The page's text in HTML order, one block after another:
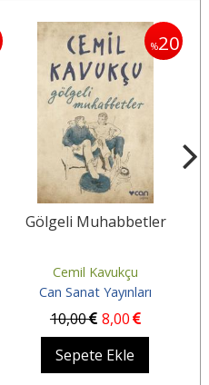
%20
Gölgeli Muhabbetler
Cemil Kavukçu
Can Sanat Yayınları
10,00 8,00
Sepete Ekle